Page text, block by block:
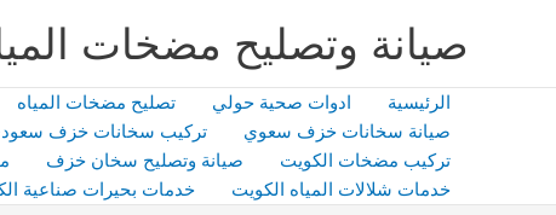
صيانة وتصليح مضخات
الرئيسية ادوات صحية حولي تصليح مضخات المياه
صيانة سخانات خزف سعوي
تركيب سخانات خزف
تركيب مضخات الكويت
صيانة وتصليح سخان خزف
خدمات شلالات المياه الكويت
خدمات بحيرات صناعية